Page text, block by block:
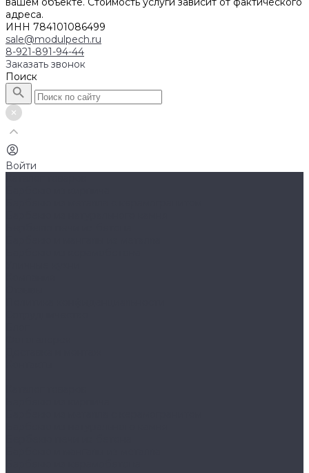
адреса.
ИНН 784101086499
sale@modulpech.ru
8-921-891-94-44
Заказать звонок
Поиск
Войти